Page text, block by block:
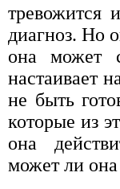
тревожится
диагноз. Но
она может
настаивает
не быть
которые из
она
может ли